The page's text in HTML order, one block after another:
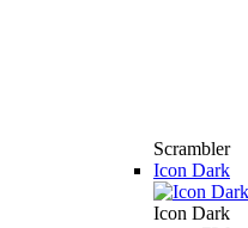
Scrambler
Icon Dark
Icon Dark